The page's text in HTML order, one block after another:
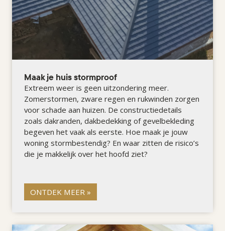
Maak je huis stormproof
Extreem weer is geen uitzondering meer.
Zomerstormen, zware regen en rukwinden zorgen
voor schade aan huizen. De constructiedetails
zoals dakranden, dakbedekking of gevelbekleding
begeven het vaak als eerste. Hoe maak je jouw
woning stormbestendig? En waar zitten de risico’s
die je makkelijk over het hoofd ziet?
ONTDEK MEER »